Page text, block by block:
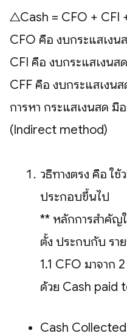
△Cash = CFO + CFI
CFO คือ งบกระแสเงิน
CFI คือ งบกระแสเงินส
CFF คือ งบกระแสเงิน
การหา กระแสเงินสด
(Indirect method)
วิธีทางตรง คือ ใ
ประกอบขึ้นไป
** หลักการสำคัญ
ตั้ง ประกบกับ รา
1.1 CFO มาจาก
ด้วย Cash paid
Cash